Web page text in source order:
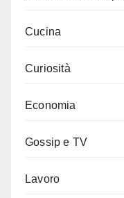
Cucina
Curiosità
Economia
Gossip e TV
Lavoro